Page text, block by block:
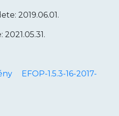
2019.06.01.
EFOP-1.5.3-16-2017-